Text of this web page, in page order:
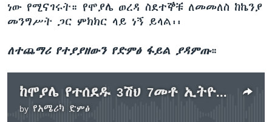
ነው የሚናገሩት። የሞያሌ ወረዳ ስደተኞቹ ለመመለስ ከኬንያ
መንግሥት ጋር ምክክር ላይ ነኝ ይላል፡፡
ለተጨማሪ የተያያዘውን የድምፅ ፋይል ያዳምጡ።
ከሞያሌ የተሰደዱ 3ሽህ 7መቶ ኢትዮጵያውያን በሶሎሎ
by የአሜሪካ ድምፅ
No media source currently available